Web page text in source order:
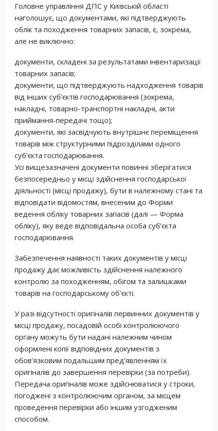
Головне управління ДПС у Київській області
наголошує, що документами, які підтверджують
облік та походження товарних запасів, є, зокрема,
але не виключно:
документи, складені за результатами інвентаризації
товарних запасів;
документи, що підтверджують надходження товарів
від інших суб’єктів господарювання (зокрема,
накладні, товарно-транспортні накладні, акти
приймання-передачі тощо);
документи, які засвідчують внутрішнє переміщення
товарів між структурними підрозділами одного
суб’єкта господарювання.
Усі вищезазначені документи повинні зберігатися
безпосередньо у місці здійснення господарської
діяльності (місці продажу), бути в належному стані та
відповідати відомостям, внесеним до Форми
ведення обліку товарних запасів (далі — Форма
обліку), яку веде відповідальна особа суб’єкта
господарювання.
Забезпечення наявності таких документів у місці
продажу дає можливість здійснення належного
контролю за походженням, обігом та залишками
товарів на господарському об’єкті.
У разі відсутності оригіналів первинних документів у
місці продажу, посадовій особі контролюючого
органу можуть бути надані належним чином
оформлені копії відповідних документів з
обов’язковим подальшим пред’явленням їх
оригіналів до завершення перевірки (за потреби).
Передача оригіналів може здійснюватися у строки,
погоджені з контролюючим органом, за місцем
проведення перевірки або іншим узгодженим
способом.